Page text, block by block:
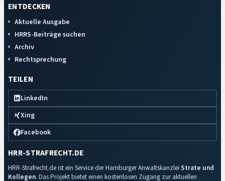
ENTDECKEN
Aktuelle Ausgabe
HRRS-Beiträge suchen
Archiv
Rechtsprechung
TEILEN
LinkedIn
Xing
Facebook
HRR-STRAFRECHT.DE
HRR-Strafrecht.de ist ein Service der Hamburger Anwaltskanzlei Strate und
Kollegen. Das Projekt bietet einen kostenlosen Zugang zur aktuellen